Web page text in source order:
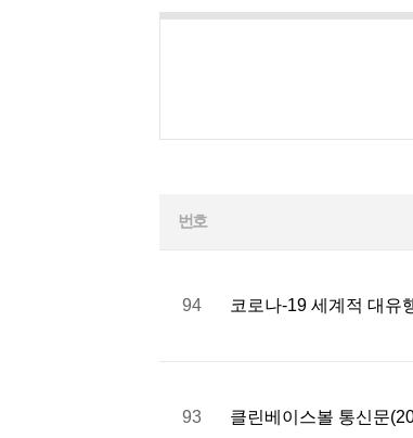
번호
94 코로나-19 세계적 대유
93 클린베이스볼 통신문